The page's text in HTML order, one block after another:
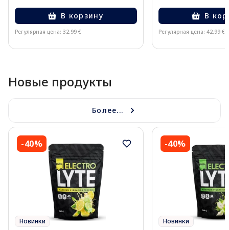
В корзину
Регулярная цена: 32.99 €
В
Регулярная цена: 42.99 €
Новые продукты
Более...
-40%
Новинки
-40%
Новинки